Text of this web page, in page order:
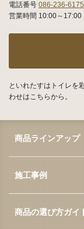
電話番号 086-236-6175
営業時間 10:00～17:00
といれたすはトイレを
わせはこちらから。
商品ラインアップ
施工事例
商品の選び方ガイ